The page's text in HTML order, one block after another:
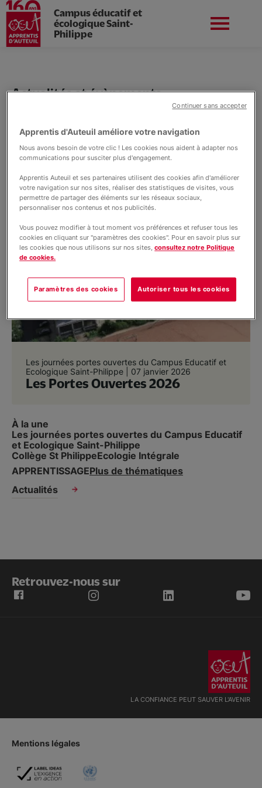
Campus éducatif et
écologique Saint-
Philippe
Vie du campus
Le collège
Nos formations professionnelles
Nous contacter
Actualités et évènements
Actualités St Philippe
Les journées portes ouvertes du Campus Educatif et
Ecologique Saint-Philippe | 07 janvier 2026
Les Portes Ouvertes 2026
À la une
Les journées portes ouvertes du Campus Educatif
et Ecologique Saint-Philippe
Collège St PhilippeEcologie Intégrale
APPRENTISSAGEPlus de thématiques
Actualités
Retrouvez-nous sur
LA CONFIANCE PEUT SAUVER L'AVENIR
Mentions légales
Apprentis d'Auteuil améliore votre navigation
Nous avons besoin de votre clic ! Les cookies nous aident à adapter nos
communications pour susciter plus d'engagement.
Apprentis Auteuil et ses partenaires utilisent des cookies afin d'améliorer
votre navigation sur nos sites, réaliser des statistiques de visites, vous
permettre de partager des éléments sur les réseaux sociaux,
personnaliser nos contenus et nos publicités.
Vous pouvez modifier à tout moment vos préférences et refuser tous les
cookies en cliquant sur "paramètres des cookies". Pour en savoir plus sur
les cookies que nous utilisons sur nos sites,consultez notre Politique
de cookies.
Paramètres des cookies Autoriser tous les cookies
Continuer sans accepter